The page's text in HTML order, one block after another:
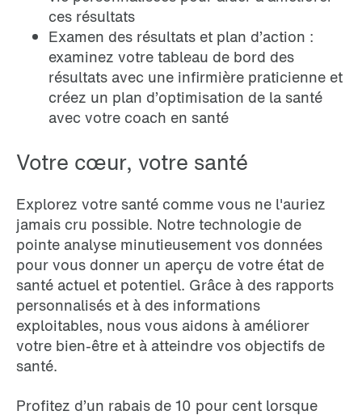
ces résultats
Examen des résultats et plan d’action :
examinez votre tableau de bord des
résultats avec une infirmière praticienne et
créez un plan d’optimisation de la santé
avec votre coach en santé
Votre cœur, votre santé
Explorez votre santé comme vous ne l'auriez
jamais cru possible. Notre technologie de
pointe analyse minutieusement vos données
pour vous donner un aperçu de votre état de
santé actuel et potentiel. Grâce à des rapports
personnalisés et à des informations
exploitables, nous vous aidons à améliorer
votre bien-être et à atteindre vos objectifs de
santé.
Profitez d’un rabais de 10 pour cent lorsque